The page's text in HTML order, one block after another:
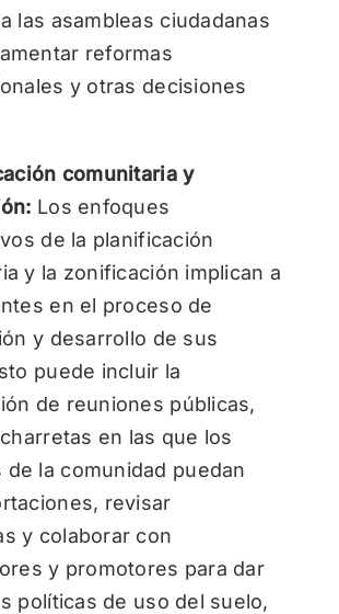
las asambleas ciudadanas
reformas
y otras decisiones
comunitaria y
Los enfoques
de la planificación
y la zonificación implican a
en el proceso de
y desarrollo de sus
puede incluir la
de reuniones públicas,
en las que los
de la comunidad puedan
revisar
y colaborar con
y promotores para dar
políticas de uso del suelo,